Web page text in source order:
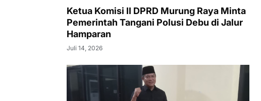
Ketua Komisi II DPRD Murung Raya Minta
Pemerintah Tangani Polusi Debu di Jalur
Hamparan
Juli 14, 2026